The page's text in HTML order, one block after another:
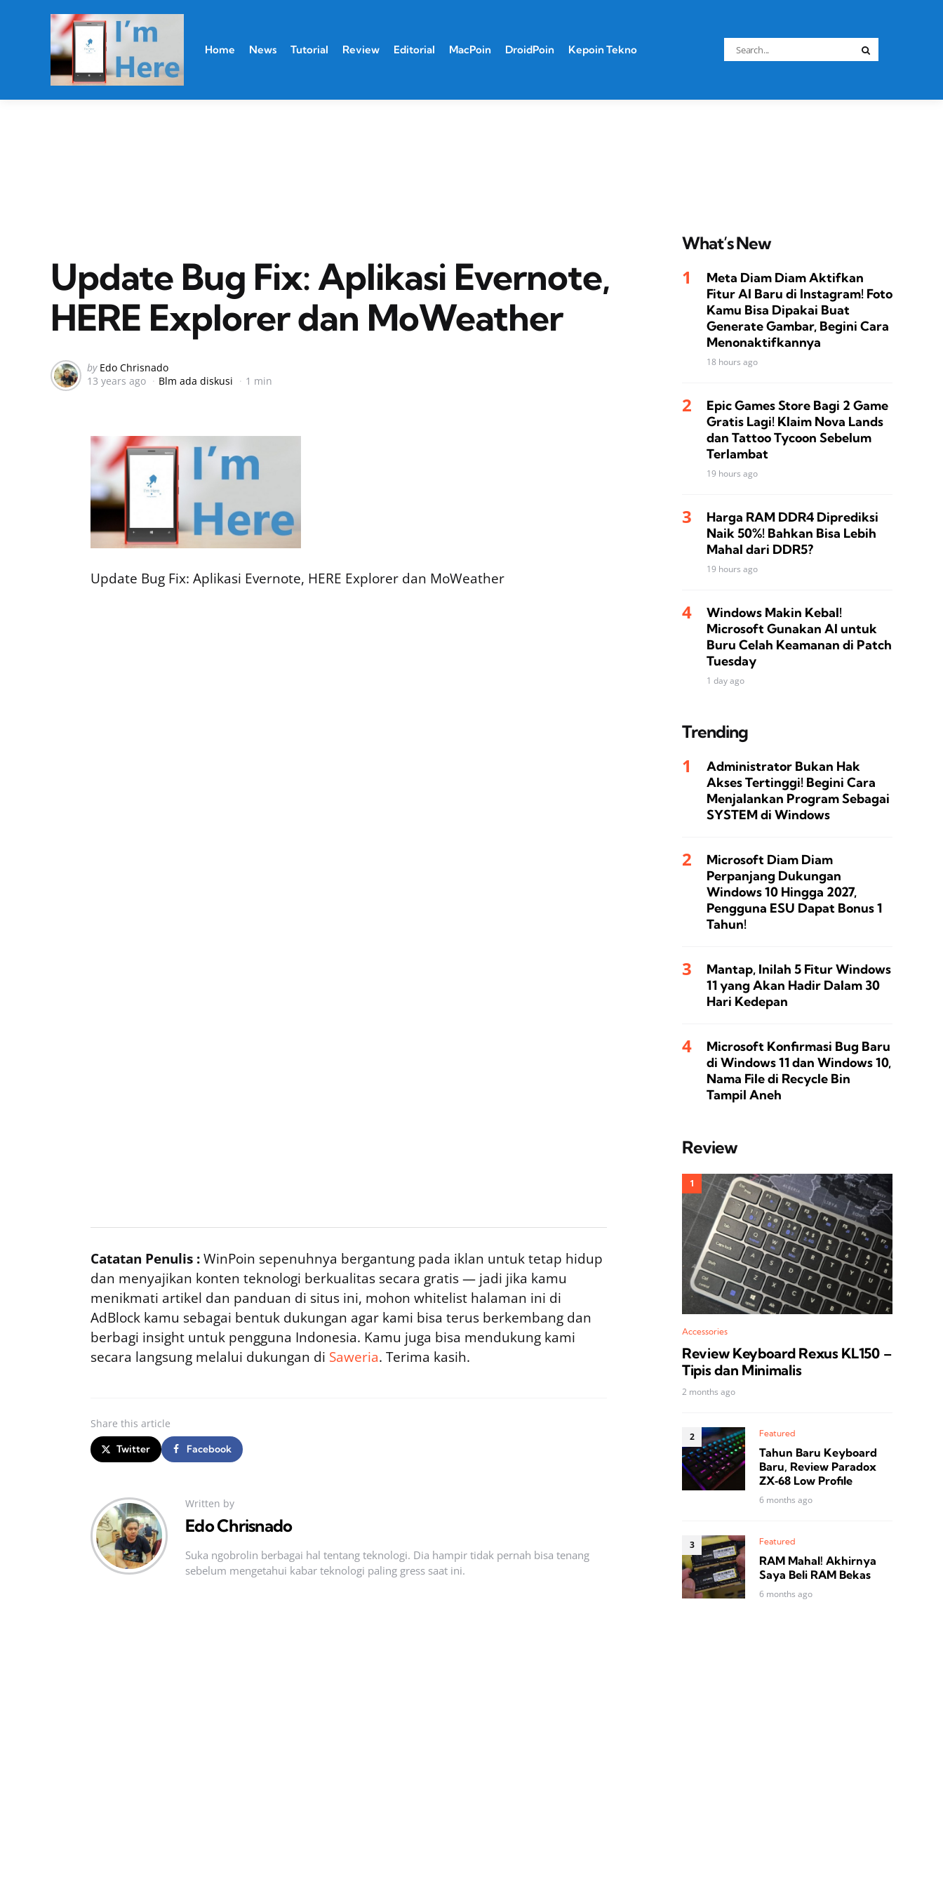
Home News Tutorial Review Editorial MacPoin DroidPoin Kepoin Tekno
Search
for:
Update Bug Fix: Aplikasi Evernote,
HERE Explorer dan MoWeather
Posted
by
by Edo Chrisnado
13 years ago
Blm ada diskusi 1 min
Update Bug Fix: Aplikasi Evernote, HERE Explorer dan MoWeather
Catatan Penulis :WinPoin sepenuhnya bergantung pada iklan untuk tetap hidup
dan menyajikan konten teknologi berkualitas secara gratis — jadi jika kamu
menikmati artikel dan panduan di situs ini, mohon whitelist halaman ini di
AdBlock kamu sebagai bentuk dukungan agar kami bisa terus berkembang dan
berbagi insight untuk pengguna Indonesia. Kamu juga bisa mendukung kami
secara langsung melalui dukungan di Saweria. Terima kasih.
Share this article
Twitter Facebook
Written by
Edo Chrisnado
Suka ngobrolin berbagai hal tentang teknologi. Dia hampir tidak pernah bisa tenang
sebelum mengetahui kabar teknologi paling gress saat ini.
What’s New
Meta Diam Diam Aktifkan
Fitur AI Baru di Instagram! Foto
Kamu Bisa Dipakai Buat
Generate Gambar, Begini Cara
Menonaktifkannya
18 hours ago
Epic Games Store Bagi 2 Game
Gratis Lagi! Klaim Nova Lands
dan Tattoo Tycoon Sebelum
Terlambat
19 hours ago
Harga RAM DDR4 Diprediksi
Naik 50%! Bahkan Bisa Lebih
Mahal dari DDR5?
19 hours ago
Windows Makin Kebal!
Microsoft Gunakan AI untuk
Buru Celah Keamanan di Patch
Tuesday
1 day ago
Trending
Administrator Bukan Hak
Akses Tertinggi! Begini Cara
Menjalankan Program Sebagai
SYSTEM di Windows
Microsoft Diam Diam
Perpanjang Dukungan
Windows 10 Hingga 2027,
Pengguna ESU Dapat Bonus 1
Tahun!
Mantap, Inilah 5 Fitur Windows
11 yang Akan Hadir Dalam 30
Hari Kedepan
Microsoft Konfirmasi Bug Baru
di Windows 11 dan Windows 10,
Nama File di Recycle Bin
Tampil Aneh
Review
Accessories
Review Keyboard Rexus KL150 –
Tipis dan Minimalis
2 months ago
Featured
Tahun Baru Keyboard
Baru, Review Paradox
ZX‑68 Low Profile
6 months ago
Featured
RAM Mahal! Akhirnya
Saya Beli RAM Bekas
6 months ago